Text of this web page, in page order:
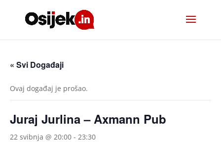
« Svi Događaji
Ovaj događaj je prošao.
Juraj Jurlina – Axmann Pub
22 svibnja @ 20:00 - 23:30